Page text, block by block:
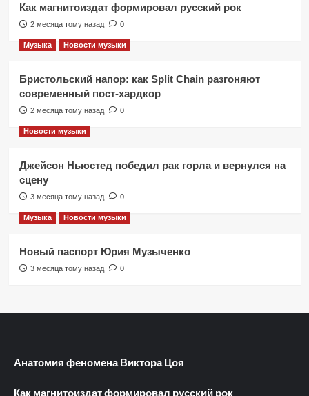
Как магнитоиздат формировал русский рок
2 месяца тому назад 0
Музыка Новости музыки
Бристольский напор: как Split Chain разгоняют
современный пост-хардкор
2 месяца тому назад 0
Новости музыки
Джейсон Ньюстед победил рак горла и вернулся на
сцену
3 месяца тому назад 0
Музыка Новости музыки
Новый паспорт Юрия Музыченко
3 месяца тому назад 0
Анатомия феномена Виктора Цоя
Как магнитоиздат формировал русский рок